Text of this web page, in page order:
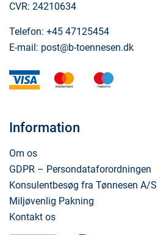
CVR: 24210634
Telefon: +45 47125454
E-mail: post@b-toennesen.dk
visa mastercard
Information
Om os
GDPR – Persondataforordningen
Konsulentbesøg fra Tønnesen A/S
Miljøvenlig Pakning
Kontakt os